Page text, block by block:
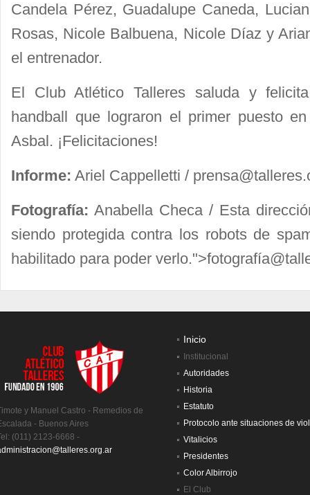
Candela Pérez, Guadalupe Caneda,
Rosas, Nicole Balbuena, Nicole Díaz y
el entrenador.
El Club Atlético Talleres saluda y
handball que lograron el primer puesto
Asbal. ¡Felicitaciones!
Informe: Ariel Cappelletti /
Fotografía: Anabella Checa / Esta
siendo protegida contra los robots de
habilitado para poder verlo.">fotografí
y Manuel Castro - Remedios de
- Buenos Aires
(011) 2123-6668 -
Inicio
Institucional
Autoridades
Historia
Estatuto
Protocolo ante situaciones de
Vitalicios
Presidentes
Color Albirrojo
El Club